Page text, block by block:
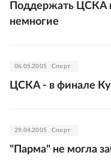
Поддержать ЦСКА
немногие
06.05.2005 Спорт
ЦСКА - в финале
29.04.2005 Спорт
"Парма" не могла